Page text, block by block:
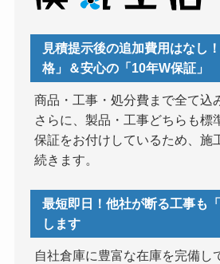
見積提示後の追加費用はなし
格」＆安心の「10年W保証」
商品・工事・処分費まで全て込
さらに、製品・工事どちらも標
保証をお付けしているため、施
続きます。
最短即日！他社が断る工事も
します
自社倉庫に豊富な在庫を完備し